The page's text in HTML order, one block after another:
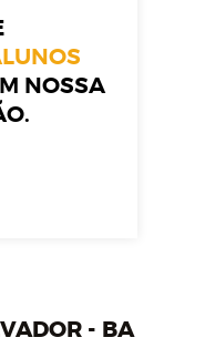
NOSSA
- BA